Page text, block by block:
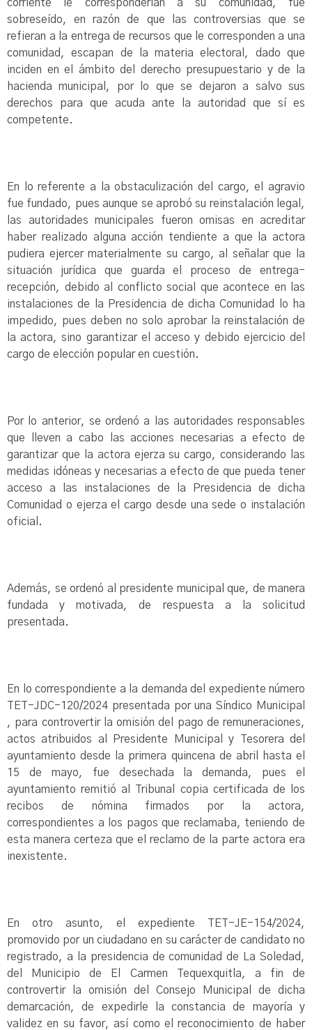
corriente le corresponderían a su comunidad, fue
sobreseído, en razón de que las controversias que se
refieran a la entrega de recursos que le corresponden a una
comunidad, escapan de la materia electoral, dado que
inciden en el ámbito del derecho presupuestario y de la
hacienda municipal, por lo que se dejaron a salvo sus
derechos para que acuda ante la autoridad que sí es
competente.
En lo referente a la obstaculización del cargo, el agravio
fue fundado, pues aunque se aprobó su reinstalación legal,
las autoridades municipales fueron omisas en acreditar
haber realizado alguna acción tendiente a que la actora
pudiera ejercer materialmente su cargo, al señalar que la
situación jurídica que guarda el proceso de entrega-
recepción, debido al conflicto social que acontece en las
instalaciones de la Presidencia de dicha Comunidad lo ha
impedido, pues deben no solo aprobar la reinstalación de
la actora, sino garantizar el acceso y debido ejercicio del
cargo de elección popular en cuestión.
Por lo anterior, se ordenó a las autoridades responsables
que lleven a cabo las acciones necesarias a efecto de
garantizar que la actora ejerza su cargo, considerando las
medidas idóneas y necesarias a efecto de que pueda tener
acceso a las instalaciones de la Presidencia de dicha
Comunidad o ejerza el cargo desde una sede o instalación
oficial.
Además, se ordenó al presidente municipal que, de manera
fundada y motivada, de respuesta a la solicitud
presentada.
En lo correspondiente a la demanda del expediente número
TET-JDC-120/2024 presentada por una Síndico Municipal
, para controvertir la omisión del pago de remuneraciones,
actos atribuidos al Presidente Municipal y Tesorera del
ayuntamiento desde la primera quincena de abril hasta el
15 de mayo, fue desechada la demanda, pues el
ayuntamiento remitió al Tribunal copia certificada de los
recibos de nómina firmados por la actora,
correspondientes a los pagos que reclamaba, teniendo de
esta manera certeza que el reclamo de la parte actora era
inexistente.
En otro asunto, el expediente TET-JE-154/2024,
promovido por un ciudadano en su carácter de candidato no
registrado, a la presidencia de comunidad de La Soledad,
del Municipio de El Carmen Tequexquitla, a fin de
controvertir la omisión del Consejo Municipal de dicha
demarcación, de expedirle la constancia de mayoría y
validez en su favor, así como el reconocimiento de haber